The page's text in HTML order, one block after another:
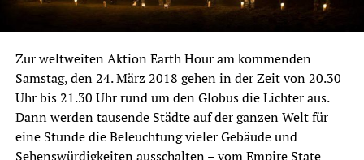
Zur weltweiten Aktion Earth Hour am kommenden
Samstag, den 24. März 2018 gehen in der Zeit von 20.30
Uhr bis 21.30 Uhr rund um den Globus die Lichter aus.
Dann werden tausende Städte auf der ganzen Welt für
eine Stunde die Beleuchtung vieler Gebäude und
Sehenswürdigkeiten ausschalten – vom Empire State